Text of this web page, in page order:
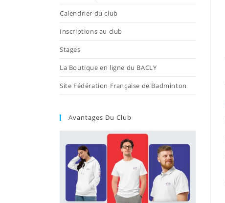
Calendrier du club
Inscriptions au club
Stages
La Boutique en ligne du BACLY
Site Fédération Française de Badminton
Avantages Du Club